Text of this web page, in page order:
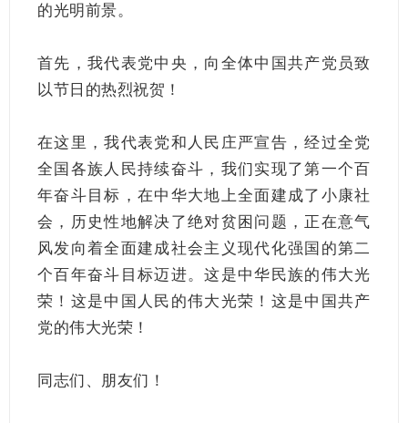
的光明前景。
首先，我代表党中央，向全体中国共产党员致
以节日的热烈祝贺！
在这里，我代表党和人民庄严宣告，经过全党
全国各族人民持续奋斗，我们实现了第一个百
年奋斗目标，在中华大地上全面建成了小康社
会，历史性地解决了绝对贫困问题，正在意气
风发向着全面建成社会主义现代化强国的第二
个百年奋斗目标迈进。这是中华民族的伟大光
荣！这是中国人民的伟大光荣！这是中国共产
党的伟大光荣！
同志们、朋友们！